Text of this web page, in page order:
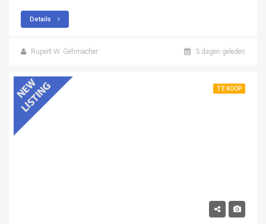
Details
Rupert W. Gehmacher 3 dagen geleden
TE KOOP